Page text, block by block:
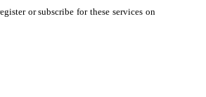
or subscribe for these services on